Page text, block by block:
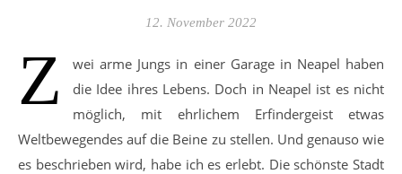
12. November 2022
Z
wei arme Jungs in einer Garage in Neapel haben
die Idee ihres Lebens. Doch in Neapel ist es nicht
möglich, mit ehrlichem Erfindergeist etwas
Weltbewegendes auf die Beine zu stellen. Und genauso wie
es beschrieben wird, habe ich es erlebt. Die schönste Stadt